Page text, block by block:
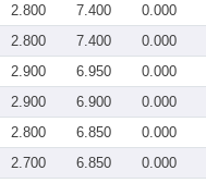
2.800 7.400 0.000
2.800 7.400 0.000
2.900 6.950 0.000
2.900 6.900 0.000
2.800 6.850 0.000
2.700 6.850 0.000